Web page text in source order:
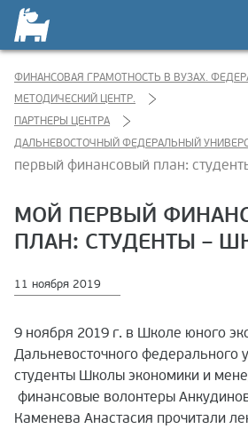
ФИНАНСОВАЯ ГРАМОТНОСТЬ В ВУЗАХ.
МЕТОДИЧЕСКИЙ ЦЕНТР.
ПАРТНЕРЫ ЦЕНТРА
ДАЛЬНЕВОСТОЧНЫЙ ФЕДЕРАЛЬНЫЙ
первый финансовый план:
МОЙ ПЕРВЫЙ
ПЛАН: СТУДЕНТЫ –
11 ноября 2019
9 ноября 2019 г. в Школе юного
Дальневосточного федерального
студенты Школы экономики и
финансовые волонтеры
Каменева Анастасия прочитали